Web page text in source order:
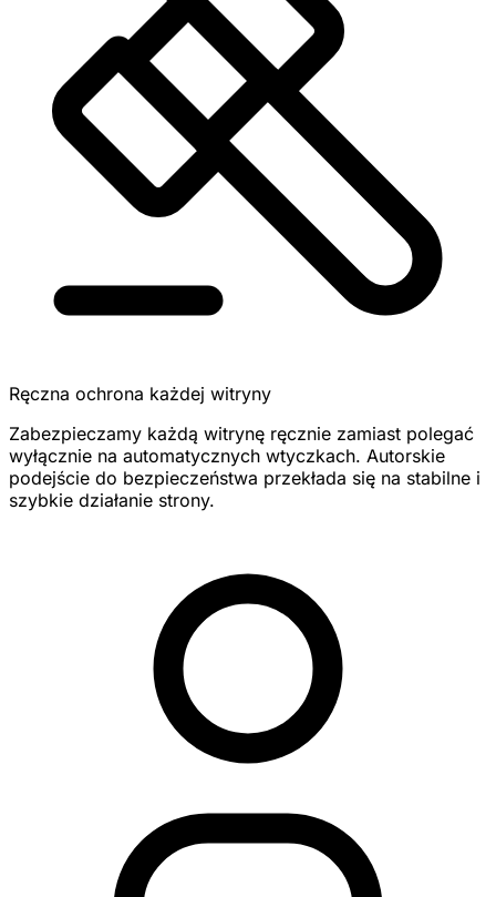
Ręczna ochrona każdej witryny
Zabezpieczamy każdą witrynę ręcznie zamiast polegać
wyłącznie na automatycznych wtyczkach. Autorskie
podejście do bezpieczeństwa przekłada się na stabilne i
szybkie działanie strony.